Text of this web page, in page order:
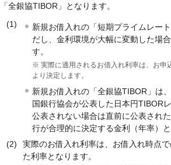
「全銀協TIBOR」となります。
(1)
新規お借入れの「短期プライムレー
だし、金利環境が大幅に変動した場
す。
※ 実際に適用されるお借入れ利率は、お
より決定します。
新規お借入れの「全銀協TIBOR」は
国銀行協会が公表した日本円TIBOR
公表されない場合は直前に公表され
行が合理的に決定する金利（年率）
(2)
実際のお借入れ利率は、お借入れ時点
た利率となります。